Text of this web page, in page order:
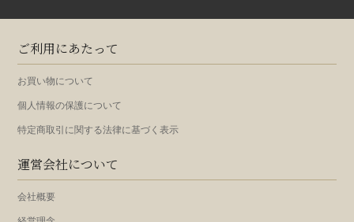
ご利用にあたって
お買い物について
個人情報の保護について
特定商取引に関する法律に基づく表示
運営会社について
会社概要